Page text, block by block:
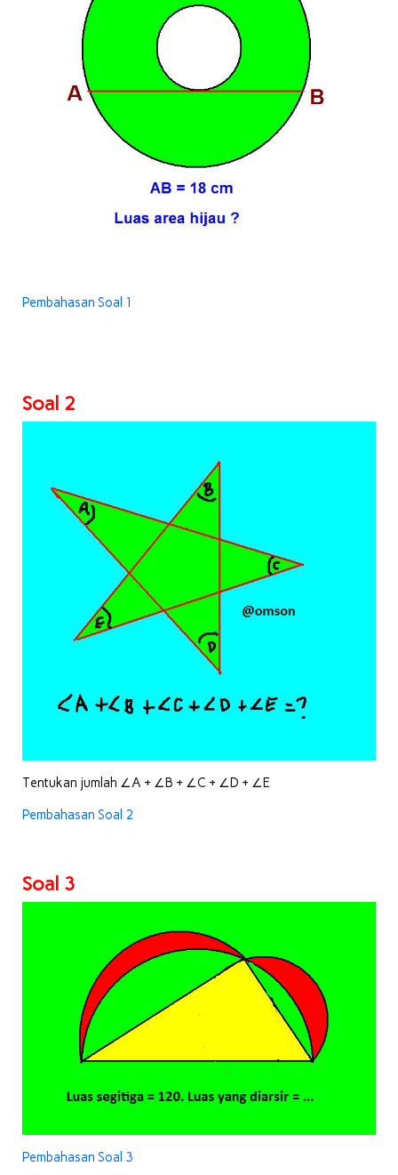
Pembahasan Soal 1
Soal 2
Tentukan jumlah ∠A + ∠B + ∠C + ∠D + ∠E
Pembahasan Soal 2
Soal 3
Pembahasan Soal 3